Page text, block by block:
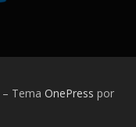
– Tema OnePress por